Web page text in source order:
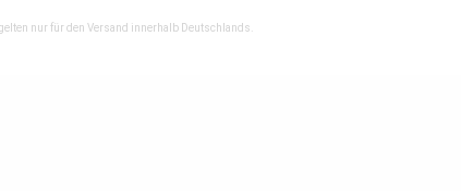
nur für den Versand innerhalb Deutschlands.